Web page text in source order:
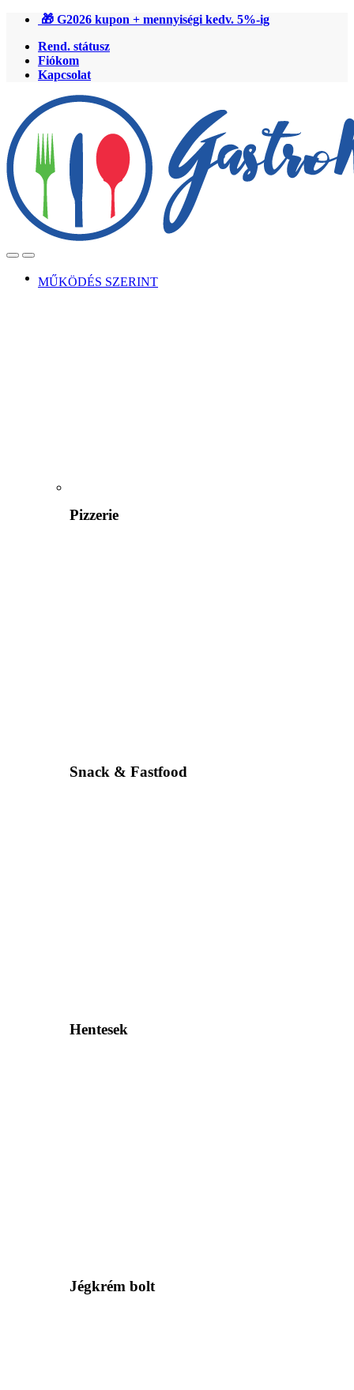
Ugrás
navigációhoz
Ugrás
tartalomra
🎁 G2026 kupon + mennyiségi kedv. 5%-ig
Rend. státusz
Fiókom
Kapcsolat
OpenClose
MŰKÖDÉS SZERINT
Pizzerie
Snack & Fastfood
Hentesek
Jégkrém bolt